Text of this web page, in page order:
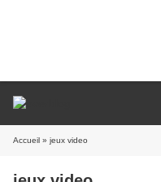
Accueil » jeux video